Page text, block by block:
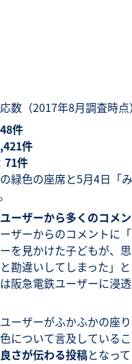
数（2017年8月調査時点）
件
件
71件
緑色の座席と5月4日「
ーザーから多くのコメ
ザーからのコメントに
を見かけた子どもが、
勘違いしてしまった」
阪急電鉄ユーザーに浸
ーザーがふかふかの座
について言及しているこ
さが伝わる投稿となって